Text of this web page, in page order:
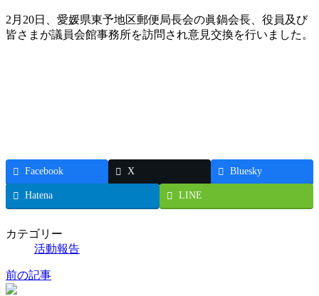
更
新
2月20日、愛媛県東予地区郵便局長会の眞鍋会長、役員及び
皆さまが議員会館事務所を訪問され意見交換を行いました。
Facebook X Bluesky
Hatena LINE
カテゴリー
活動報告
前の記事